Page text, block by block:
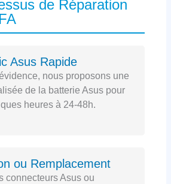
de Réparation
Asus Rapide
nous proposons une
de la batterie Asus pour
heures à 24-48h.
ou Remplacement
connecteurs Asus ou